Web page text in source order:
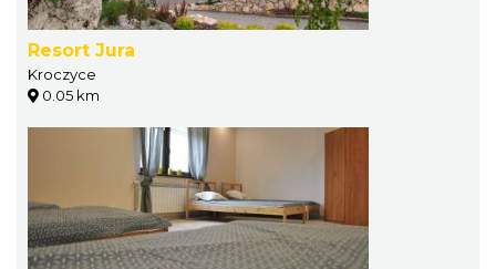
Resort Jura
Kroczyce
0.05 km